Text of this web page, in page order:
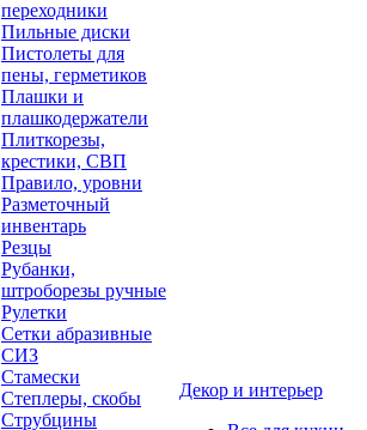
переходники
Пильные диски
Пистолеты для
пены, герметиков
Плашки и
плашкодержатели
Плиткорезы,
крестики, СВП
Правило, уровни
Разметочный
инвентарь
Резцы
Рубанки,
штроборезы ручные
Рулетки
Сетки абразивные
СИЗ
Стамески
Степлеры, скобы
Струбцины
Декор и интерьер